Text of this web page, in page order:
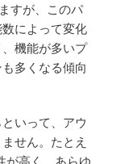
すが、このパ
によって変化
機能が多いプ
多くなる傾向
いって、アウ
せん。たとえ
が高く、あらゆ